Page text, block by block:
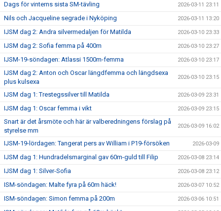
Dags för vinterns sista SM-tävling 2026-03-11 23:11
Nils och Jacqueline segrade i Nyköping 2026-03-11 13:20
IJSM dag 2: Andra silvermedaljen för Matilda 2026-03-10 23:33
IJSM dag 2: Sofia femma på 400m 2026-03-10 23:27
IJSM-19-söndagen: Atlassi 1500m-femma 2026-03-10 23:17
IJSM dag 2: Anton och Oscar längdfemma och längdsexa
plus kulsexa
2026-03-10 23:15
IJSM dag 1: Trestegssilver till Matilda 2026-03-09 23:31
IJSM dag 1: Oscar femma i vikt 2026-03-09 23:15
Snart är det årsmöte och här är valberedningens förslag på
styrelse mm
2026-03-09 16:02
IJSM-19-lördagen: Tangerat pers av William i P19-försöken 2026-03-09
IJSM dag 1: Hundradelsmarginal gav 60m-guld till Filip 2026-03-08 23:14
IJSM dag 1: Silver-Sofia 2026-03-08 23:12
ISM-söndagen: Malte fyra på 60m häck! 2026-03-07 10:52
ISM-söndagen: Simon femma på 200m 2026-03-06 10:51